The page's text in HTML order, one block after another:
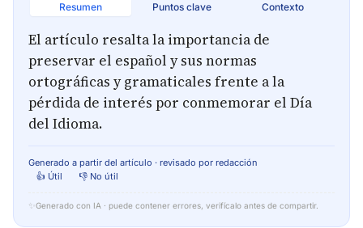
Resumen Puntos clave Contexto
El artículo resalta la importancia de
preservar el español y sus normas
ortográficas y gramaticales frente a la
pérdida de interés por conmemorar el Día
del Idioma.
Generado a partir del artículo · revisado por redacción
👍 Útil
👎 No útil
✨ Generado con IA · puede contener errores, verifícalo antes de compartir.